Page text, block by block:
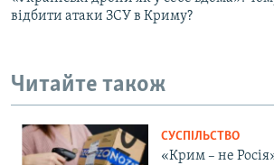
відбити атаки ЗСУ в Криму?
Читайте також
СУСПІЛЬСТВО
«Крим – не